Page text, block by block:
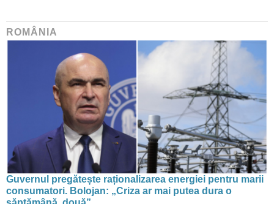
ROMÂNIA
Guvernul pregătește raționalizarea energiei pentru marii
consumatori. Bolojan: „Criza ar mai putea dura o